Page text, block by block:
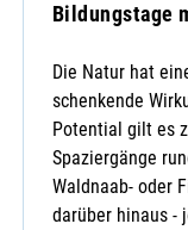
Bildungstage
Die Natur hat
schenkende
Potential gilt es
Spaziergänge
Waldnaab- oder
darüber hinaus -